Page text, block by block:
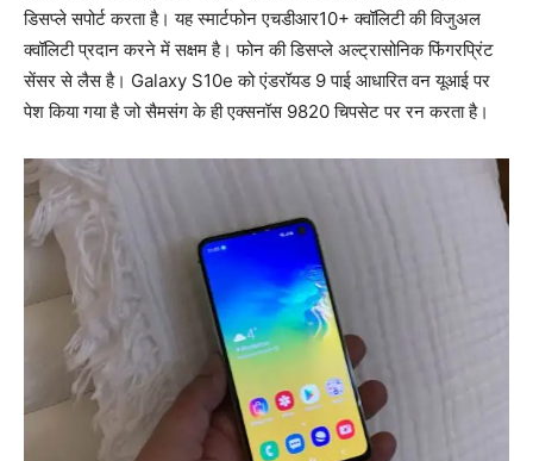
डिसप्ले सपोर्ट करता है। यह स्मार्टफोन एचडीआर10+ क्वॉलिटी की विजुअल
क्वॉलिटी प्रदान करने में सक्षम है। फोन की डिसप्ले अल्ट्रासोनिक फिंगरप्रिंट
सेंसर से लैस है। Galaxy S10e को एंडरॉयड 9 पाई आधारित वन यूआई पर
पेश किया गया है जो सैमसंग के ही एक्सनॉस 9820 चिपसेट पर रन करता है।